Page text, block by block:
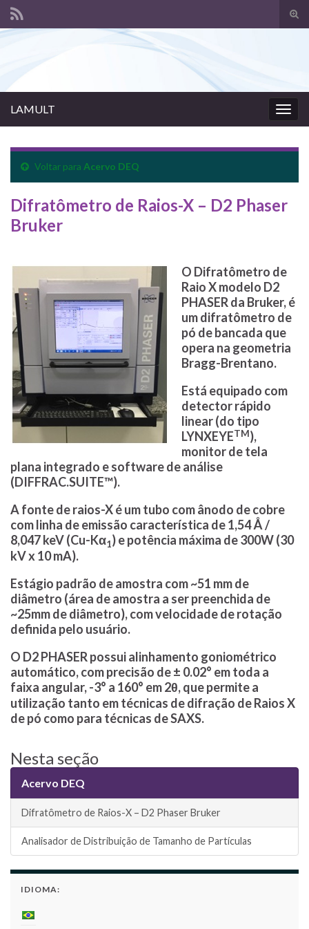
LAMULT
Voltar para Acervo DEQ
Difratômetro de Raios-X – D2 Phaser
Bruker
O Difratômetro de
Raio X modelo D2
PHASER da Bruker, é
um difratômetro de
pó de bancada que
opera na geometria
Bragg-Brentano.
Está equipado com
detector rápido
linear (do tipo
LYNXEYETM),
monitor de tela
plana integrado e software de análise
(DIFFRAC.SUITE™).
A fonte de raios-X é um tubo com ânodo de cobre
com linha de emissão característica de 1,54 Å /
8,047 keV (Cu-Kα1) e potência máxima de 300W (30
kV x 10 mA).
Estágio padrão de amostra com ~51 mm de
diâmetro (área de amostra a ser preenchida de
~25mm de diâmetro), com velocidade de rotação
definida pelo usuário.
O D2 PHASER possui alinhamento goniométrico
automático, com precisão de ± 0.02° em toda a
faixa angular, -3° a 160° em 2θ, que permite a
utilização tanto em técnicas de difração de Raios X
de pó como para técnicas de SAXS.
Nesta seção
Acervo DEQ
Difratômetro de Raios-X – D2 Phaser Bruker
Analisador de Distribuição de Tamanho de Partículas
IDIOMA: